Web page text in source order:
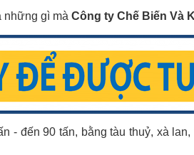
những gì mà Công ty Chế Biến Và
đến 90 tấn, bằng tàu thuỷ, xà